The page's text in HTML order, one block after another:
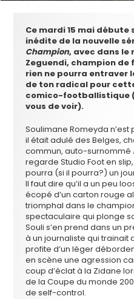
Ce mardi 15 mai débute
inédite de la nouvelle
Champion, avec dans le
Zeguendi, champion
rien ne pourra entraver
de ton radical pour
comico-footballistique
vous de voir).
Soulimane Romeyda
il était adulé des Belges,
commun, auto-surnommé
regarde Studio Foot en
pourra (si il pourra?) un
Il faut dire qu’il a un peu
écopé d’un carton rouge
triomphal dans le
spectaculaire qui plonge
Souli s’en prend dans un
à un journaliste qui trainait
profite d’un léger
en scène une agression
coup d’éclat à la Zidane
de la Coupe du monde
de self-control.